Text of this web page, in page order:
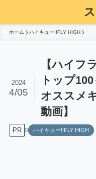
ホーム ハイキュー!!FLY HIGH
【ハイフ
トップ
オススメ
動画】
2024
4/05
PR ハイキュー!!FLY HIGH